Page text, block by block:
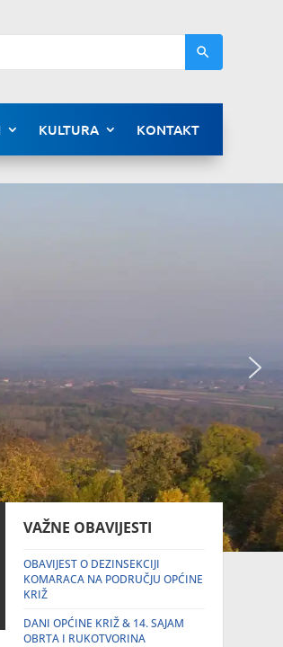
KULTURA KONTAKT
VAŽNE OBAVIJESTI
OBAVIJEST O DEZINSEKCIJI
KOMARACA NA PODRUČJU OPĆINE
KRIŽ
DANI OPĆINE KRIŽ & 14. SAJAM
OBRTA I RUKOTVORINA